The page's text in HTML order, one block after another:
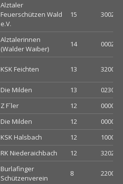
Alztaler
Feuerschützen Wald
e.V.
15
Alztalerinnen
(Walder Waiber)
14
KSK Feichten 13
Die Milden 13
Z F´ler 12
Die Milden 12
KSK Halsbach 12
RK Niederaichbach 12
Burlafinger
Schützenverein
8